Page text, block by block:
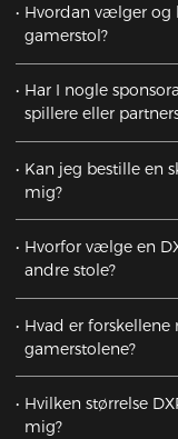
Hvordan vælger og
gamerstol?
Har I nogle
spillere eller
Kan jeg bestille en
mig?
Hvorfor vælge en
andre stole?
Hvad er
gamerstolene?
Hvilken størrelse
mig?